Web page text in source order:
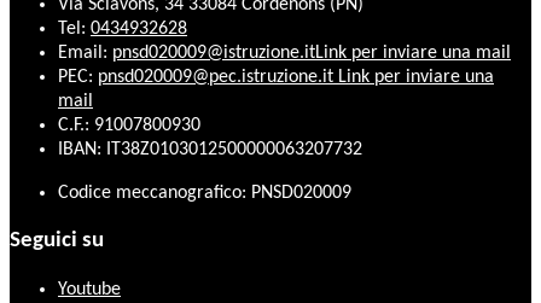
Via Sclavons, 34 33084 Cordenons (PN)
Tel: 0434932628
Email: pnsd020009@istruzione.itLink per inviare una mail
PEC: pnsd020009@pec.istruzione.it Link per inviare una
mail
C.F.: 91007800930
IBAN: IT38Z0103012500000063207732
Codice meccanografico: PNSD020009
Seguici su
Youtube